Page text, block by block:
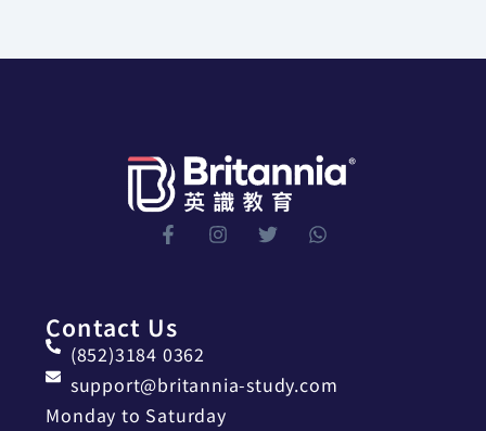
Contact Us
(852)3184 0362
support@britannia-study.com
Monday to Saturday